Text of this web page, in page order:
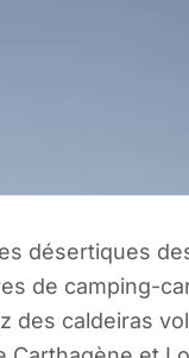
désertiques
de camping-
des caldeiras